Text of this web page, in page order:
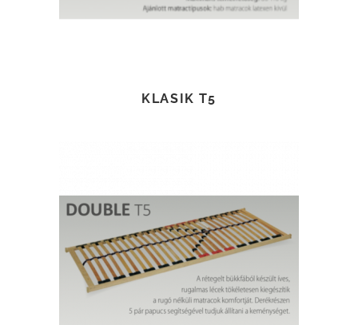
KLASIK T5
TOVÁBB OLVASOM